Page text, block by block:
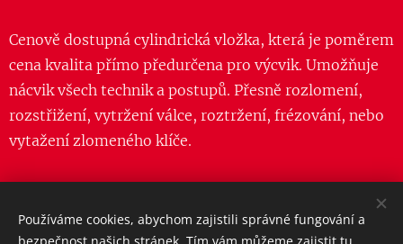
Cenově dostupná cylindrická vložka, která je poměrem
cena kvalita přímo předurčena pro výcvik. Umožňuje
nácvik všech technik a postupů. Přesně rozlomení,
rozstřižení, vytržení válce, roztržení, frézování, nebo
vytažení zlomeného klíče.
Obrázky poskytlPexels
Používáme cookies, abychom zajistili správné fungování a